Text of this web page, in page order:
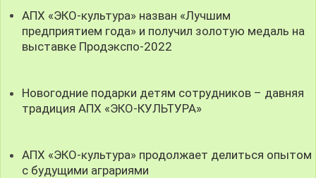
АПХ «ЭКО-культура» назван «Лучшим
предприятием года» и получил золотую медаль на
выставке Продэкспо-2022
Новогодние подарки детям сотрудников – давняя
традиция АПХ «ЭКО-КУЛЬТУРА»
АПХ «ЭКО-культура» продолжает делиться опытом
с будущими аграриями